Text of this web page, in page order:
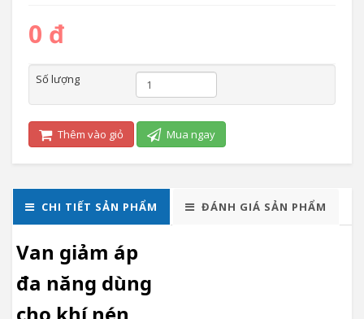
0 đ
Số lượng
Thêm vào giỏ Mua ngay
CHI TIẾT SẢN PHẨM ĐÁNH GIÁ SẢN PHẨM
Van giảm áp
đa năng dùng